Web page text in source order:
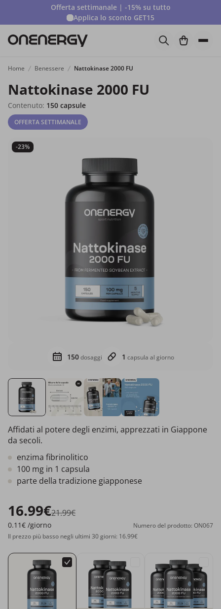
Offerta settimanale | -15% su tutto
Applica lo sconto GET15
Home Benessere Nattokinase 2000 FU
Nattokinase 2000 FU
Contenuto: 150 capsule
OFFERTA SETTIMANALE
-23%
150dosaggi 1 capsula al giorno
Affidati al potere degli enzimi, apprezzati in Giappone
da secoli.
enzima fibrinolitico
100 mg in 1 capsula
parte della tradizione giapponese
16.99€21.99€
0.11€ /giorno
Numero del prodotto: ON067
Il prezzo più basso negli ultimi 30 giorni: 16.99€